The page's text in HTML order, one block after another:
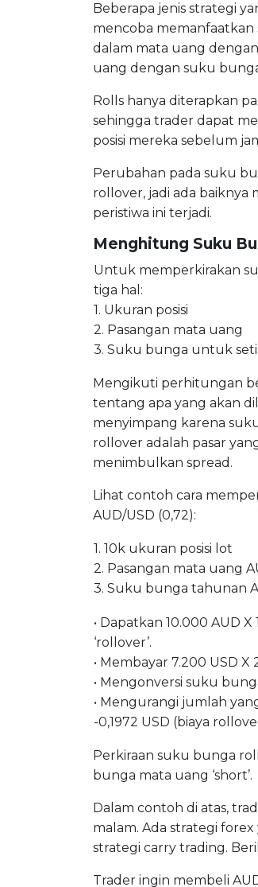
Beberapa jenis strategi
mencoba memanfaatkan
dalam mata uang
uang dengan suku
Rolls hanya diterapkan
sehingga trader dapat
posisi mereka sebelum
Perubahan pada suku
rollover, jadi ada
peristiwa ini terjadi.
Menghitung Suku
Untuk memperkirakan
tiga hal:
1. Ukuran posisi
2. Pasangan mata uang
3. Suku bunga untuk
Mengikuti perhitungan
tentang apa yang akan
menyimpang karena
rollover adalah pasar
menimbulkan spread.
Lihat contoh cara
AUD/USD (0,72):
1. 10k ukuran posisi lot
2. Pasangan mata uang
3. Suku bunga tahunan
• Dapatkan 10.000 AUD X
‘rollover’.
• Membayar 7.200 USD X
• Mengonversi suku
• Mengurangi jumlah
-0,1972 USD (biaya
Perkiraan suku bunga
bunga mata uang ‘short’.
Dalam contoh di atas,
malam. Ada strategi
strategi carry trading.
Trader ingin membeli